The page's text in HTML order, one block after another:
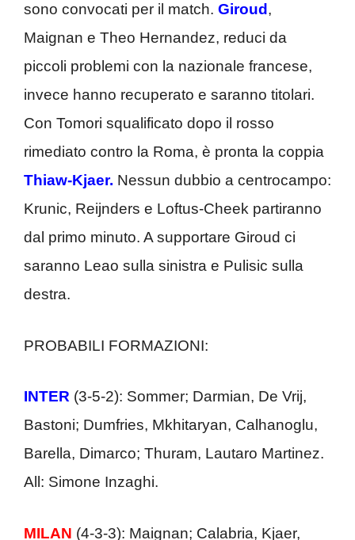
sono convocati per il match. Giroud ,
Maignan e Theo Hernandez, reduci da
piccoli problemi con la nazionale francese,
invece hanno recuperato e saranno titolari.
Con Tomori squalificato dopo il rosso
rimediato contro la Roma, è pronta la coppia
Thiaw-Kjaer. Nessun dubbio a centrocampo:
Krunic, Reijnders e Loftus-Cheek partiranno
dal primo minuto. A supportare Giroud ci
saranno Leao sulla sinistra e Pulisic sulla
destra.
PROBABILI FORMAZIONI:
INTER (3-5-2): Sommer; Darmian, De Vrij,
Bastoni; Dumfries, Mkhitaryan, Calhanoglu,
Barella, Dimarco; Thuram, Lautaro Martinez.
All: Simone Inzaghi.
MILAN (4-3-3): Maignan; Calabria, Kjaer,